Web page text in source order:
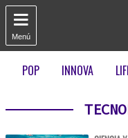

Menú
POP INNOVA